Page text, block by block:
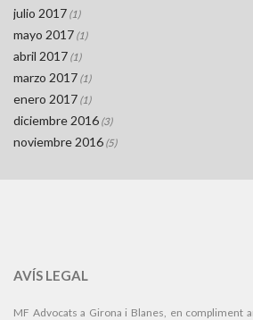
julio 2017 (1)
mayo 2017 (1)
abril 2017 (1)
marzo 2017 (1)
enero 2017 (1)
diciembre 2016 (3)
noviembre 2016 (5)
AVÍS LEGAL
MF Advocats a Girona i Blanes, en compliment